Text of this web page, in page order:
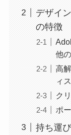
デザイ
の特徴
他
高
ィ
ク
ポ
持ち運